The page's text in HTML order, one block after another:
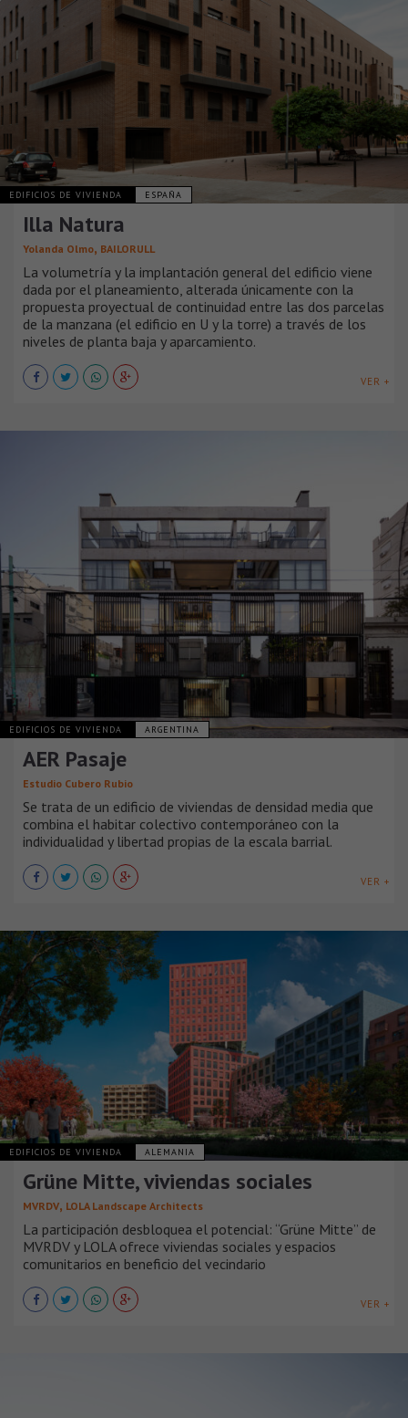
EDIFICIOS DE VIVIENDA ESPAÑA
Illa Natura
Yolanda Olmo, BAILORULL
La volumetría y la implantación general del edificio viene
dada por el planeamiento, alterada únicamente con la
propuesta proyectual de continuidad entre las dos parcelas
de la manzana (el edificio en U y la torre) a través de los
niveles de planta baja y aparcamiento.
VER +
EDIFICIOS DE VIVIENDA ARGENTINA
AER Pasaje
Estudio Cubero Rubio
Se trata de un edificio de viviendas de densidad media que
combina el habitar colectivo contemporáneo con la
individualidad y libertad propias de la escala barrial.
VER +
EDIFICIOS DE VIVIENDA ALEMANIA
Grüne Mitte, viviendas sociales
MVRDV, LOLA Landscape Architects
La participación desbloquea el potencial: “Grüne Mitte” de
MVRDV y LOLA ofrece viviendas sociales y espacios
comunitarios en beneficio del vecindario
VER +